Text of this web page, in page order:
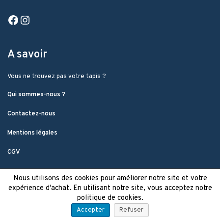
Facebook
A savoir
Vous ne trouvez pas votre tapis ?
Qui sommes-nous ?
Contactez-nous
Mentions légales
CGV
Nous utilisons des cookies pour améliorer notre site et votre
expérience d'achat. En utilisant notre site, vous acceptez notre
politique de cookies.
Accepter Refuser